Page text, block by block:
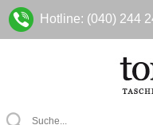
Hotline: (040) 244